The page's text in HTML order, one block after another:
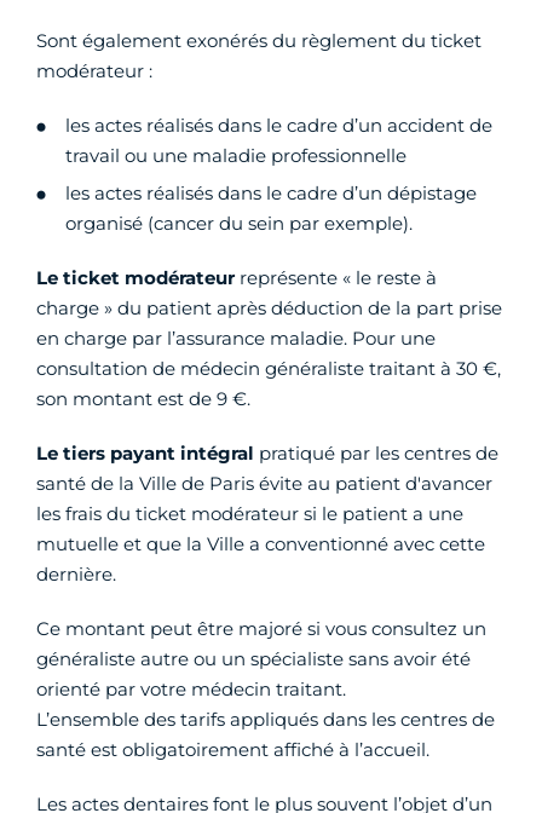
Sont également exonérés du règlement du ticket
modérateur :
les actes réalisés dans le cadre d’un accident de
travail ou une maladie professionnelle
les actes réalisés dans le cadre d’un dépistage
organisé (cancer du sein par exemple).
Le ticket modérateurreprésente « le reste à
charge » du patient après déduction de la part prise
en charge par l’assurance maladie. Pour une
consultation de médecin généraliste traitant à 30 €,
son montant est de 9 €.
Le tiers payant intégral pratiqué par les centres de
santé de la Ville de Paris évite au patient d'avancer
les frais du ticket modérateur si le patient a une
mutuelle et que la Ville a conventionné avec cette
dernière.
Ce montant peut être majoré si vous consultez un
généraliste autre ou un spécialiste sans avoir été
orienté par votre médecin traitant.
L’ensemble des tarifs appliqués dans les centres de
santé est obligatoirement affiché à l’accueil.
Les actes dentaires font le plus souvent l’objet d’un